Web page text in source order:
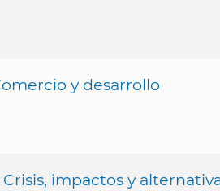
y desarrollo
impactos y